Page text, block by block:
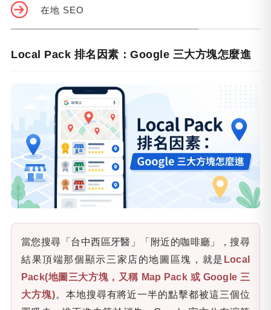
在地 SEO
Local Pack 排名因素：Google 三大方塊怎麼進
當您搜尋「台中西區牙醫」「附近的咖啡廳」，搜尋
結果頂端那個顯示三家店的地圖區塊，就是 Local
Pack(地圖三大方塊，又稱 Map Pack 或 Google 三
大方塊)。本地搜尋有將近一半的點擊都被這三個位